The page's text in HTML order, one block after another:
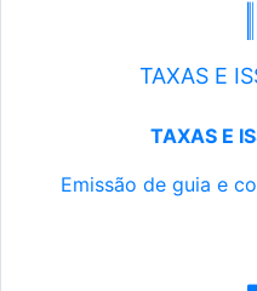
TAXAS E
TAXAS E
Emissão de guia e